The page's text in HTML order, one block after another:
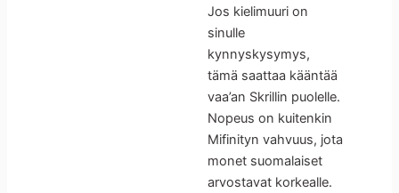
Jos kielimuuri on
sinulle
kynnyskysymys,
tämä saattaa kääntää
vaa’an Skrillin puolelle.
Nopeus on kuitenkin
Mifinityn vahvuus, jota
monet suomalaiset
arvostavat korkealle.